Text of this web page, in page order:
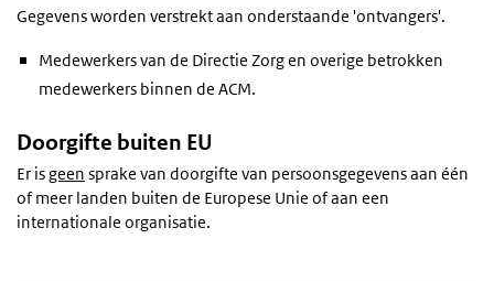
Gegevens worden verstrekt aan onderstaande 'ontvangers'.
Medewerkers van de Directie Zorg en overige betrokken
medewerkers binnen de ACM.
Doorgifte buiten EU
Er isgeen sprake van doorgifte van persoonsgegevens aan één
of meer landen buiten de Europese Unie of aan een
internationale organisatie.